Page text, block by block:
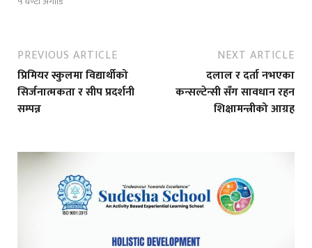
PREVIOUS ARTICLE
प्रिमियर स्कुलमा विद्यार्थीको
सिर्जनात्मकता र सीप प्रदर्शनी
सम्पन्न
NEXT ARTICLE
दलाल र दर्ता नभएका
कन्सल्टेन्सी सँग सावधान रहन
शिक्षामन्त्रीको आग्रह